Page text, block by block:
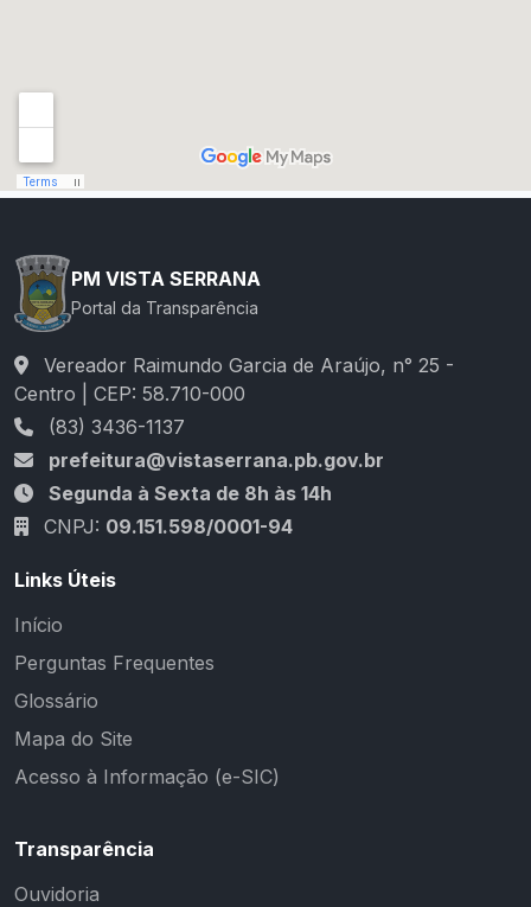
PM VISTA SERRANA
Portal da Transparência
Vereador Raimundo Garcia de Araújo, n° 25 -
Centro | CEP: 58.710-000
(83) 3436-1137
prefeitura@vistaserrana.pb.gov.br
Segunda à Sexta de 8h às 14h
CNPJ: 09.151.598/0001-94
Links Úteis
Início
Perguntas Frequentes
Glossário
Mapa do Site
Acesso à Informação (e-SIC)
Transparência
Ouvidoria